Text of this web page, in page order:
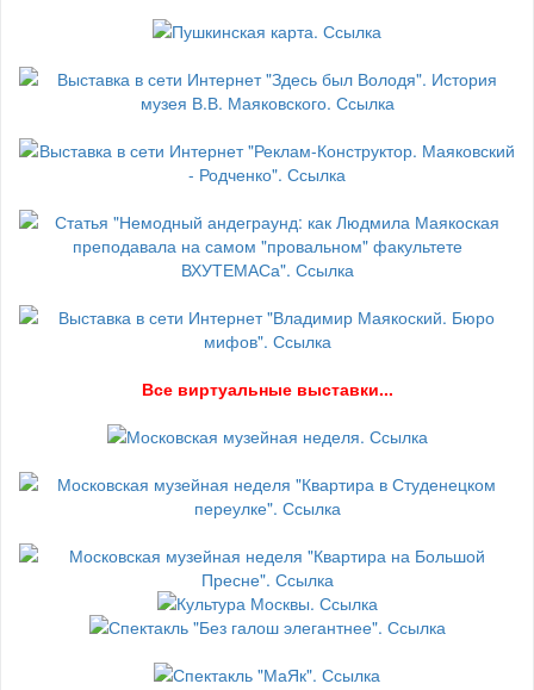
Все виртуальные выставки...